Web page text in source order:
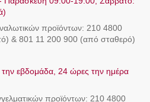
προϊόντων: 210 4800
& 801 11 200 900 (από σταθερό)
την εβδομάδα, 24 ώρες την ημέρα
προϊόντων: 210 4800